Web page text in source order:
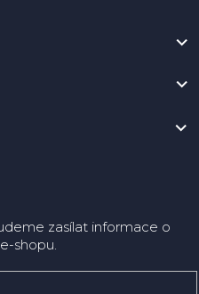
zasílat informace o
shopu.